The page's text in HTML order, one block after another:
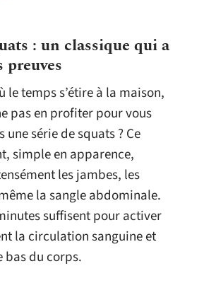
: un classique qui a
preuves
le temps s’étire à la maison,
pas en profiter pour vous
une série de squats ? Ce
simple en apparence,
les jambes, les
la sangle abdominale.
suffisent pour activer
la circulation sanguine et
du corps.